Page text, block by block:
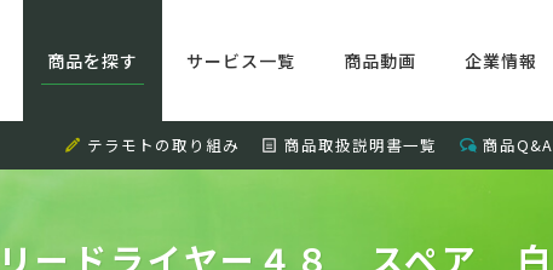
商品を探す サービス一覧 商品動画 企業情報
テラモトの取り組み 商品取扱説明書一覧 商品Q&A
リードライヤー４８ スペア 白